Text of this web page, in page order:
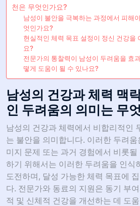
천은 무엇인가요?
남성이 불안을 극복하는 과정에서 피해
엇인가요?
현실적인 체력 목표 설정이 정신 건강을
요?
전문가의 통찰력이 남성이 두려움을 효
떻게 도움이 될 수 있나요?
남성의 건강과 체력 맥
인 두려움의 의미는 무
남성의 건강과 체력에서 비합리적인
는 불안을 의미합니다. 이러한 두려
미지 문제 또는 과거 경험에서 비롯
하기 위해서는 이러한 두려움을 인식
도전하며, 달성 가능한 체력 목표에
다. 전문가와 동료의 지원은 동기 부
적 및 신체적 건강을 개선하는 데 도